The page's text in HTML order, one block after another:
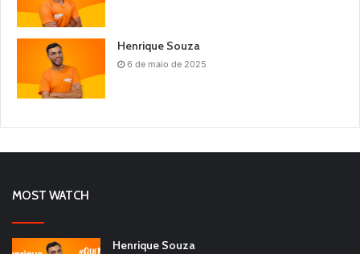
Henrique Souza
6 de maio de 2025
MOST WATCH
Henrique Souza